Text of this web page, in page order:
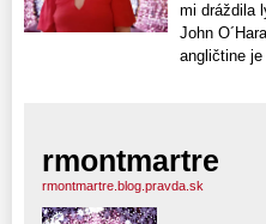
mi dráždila
John
angličtine
rmontmartre
rmontmartre.blog.pravda.sk